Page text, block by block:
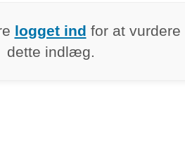
logget ind for at vurdere
dette indlæg.